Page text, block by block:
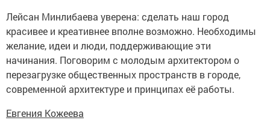
Лейсан Минлибаева уверена: сделать наш город
красивее и креативнее вполне возможно. Необходимы
желание, идеи и люди, поддерживающие эти
начинания. Поговорим с молодым архитектором о
перезагрузке общественных пространств в городе,
современной архитектуре и принципах её работы.
Евгения Кожеева